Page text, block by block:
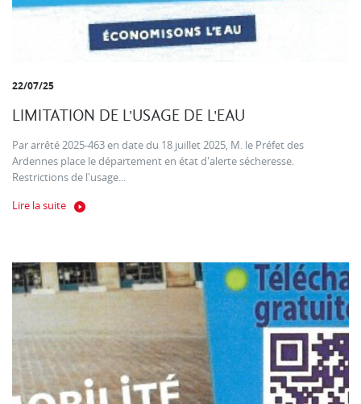
22/07/25
LIMITATION DE L'USAGE DE L'EAU
Par arrêté 2025-463 en date du 18 juillet 2025, M. le Préfet des
Ardennes place le département en état d'alerte sécheresse.
Restrictions de l'usage...
Lire la suite